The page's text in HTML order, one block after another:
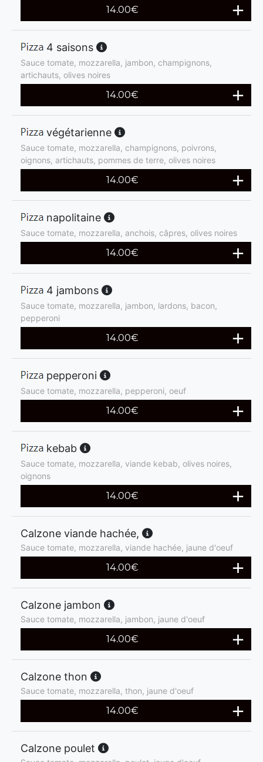
14.00€
4 saisons
Sauce tomate, mozzarella, jambon, champignons,
artichauts, olives noires
14.00€
végétarienne
Sauce tomate, mozzarella, champignons, poivrons,
oignons, artichauts, pommes de terre, olives noires
14.00€
napolitaine
Sauce tomate, mozzarella, anchois, câpres, olives noires
14.00€
4 jambons
Sauce tomate, mozzarella, jambon, lardons, bacon,
pepperoni
14.00€
pepperoni
Sauce tomate, mozzarella, pepperoni, oeuf
14.00€
kebab
Sauce tomate, mozzarella, viande kebab, olives noires,
oignons
14.00€
Calzone viande hachée,
Sauce tomate, mozzarella, viande hachée, jaune d'oeuf
14.00€
Calzone jambon
Sauce tomate, mozzarella, jambon, jaune d'oeuf
14.00€
Calzone thon
Sauce tomate, mozzarella, thon, jaune d'oeuf
14.00€
Calzone poulet